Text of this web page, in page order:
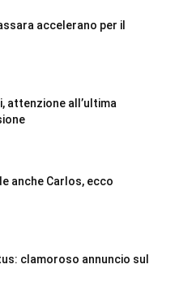
accelerano per il
attenzione all’ultima
anche Carlos, ecco
clamoroso annuncio sul